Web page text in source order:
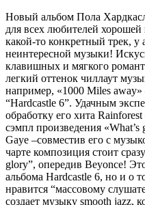
Новый альбом Пола
для всех любителей
какой-то конкретный трек, у
неинтересной музыки!
клавишных и мягкого
легкий оттенок чиллаут
например, «1000 Miles away»
“Hardcastle 6”. Удачным
обработку его хита
сэмпл произведения
Gaye –совместив его с
чарте композиция стоит
glory”, опередив Beyonce!
альбома Hardcastle 6, но и о
нравится “массовому
создает музыку smooth jazz,